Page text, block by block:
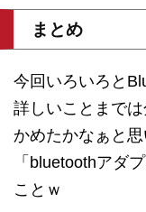
まとめ
今回いろいろと
詳しいことまで
かめたかなぁと
「bluetoothアダ
ことｗ